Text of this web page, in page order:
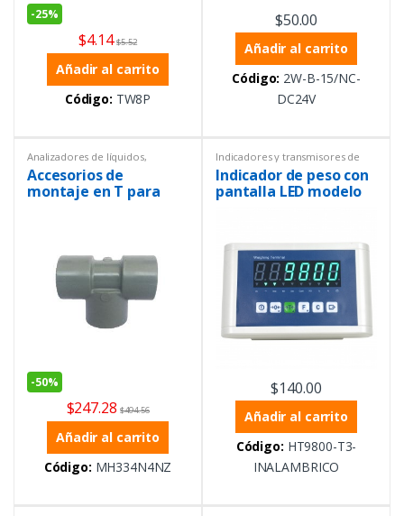
-25%
$4.14 $5.52
Añadir al carrito
Código: TW8P
$50.00
Añadir al carrito
Código: 2W-B-15/NC-
DC24V
Analizadores de líquidos,
Instrumentación y Procesos
Accesorios de
montaje en T para
electrodos de pH
-50%
$247.28 $494.56
Añadir al carrito
Código: MH334N4NZ
Indicadores y transmisores de
Instrumentación y
Procesos, Peso
Indicador de peso con
pantalla LED modelo
T3 version
$140.00
Añadir al carrito
Código: HT9800-T3-
INALAMBRICO